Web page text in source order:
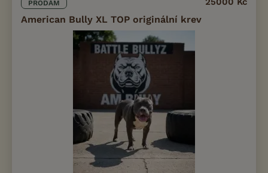
PRODÁM
American Bully XL TOP originální krev